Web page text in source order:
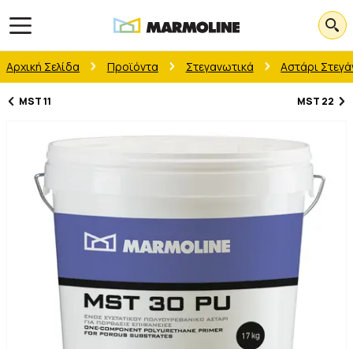
Open main menu
Αρχική Σελίδα Προϊόντα Στεγανωτικά Αστάρι
MST 11 MST 22